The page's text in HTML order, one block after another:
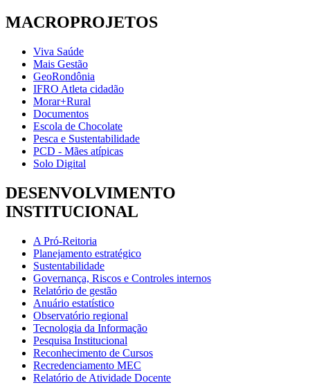
MACROPROJETOS
Viva Saúde
Mais Gestão
GeoRondônia
IFRO Atleta cidadão
Morar+Rural
Documentos
Escola de Chocolate
Pesca e Sustentabilidade
PCD - Mães atípicas
Solo Digital
DESENVOLVIMENTO
INSTITUCIONAL
A Pró-Reitoria
Planejamento estratégico
Sustentabilidade
Governança, Riscos e Controles internos
Relatório de gestão
Anuário estatístico
Observatório regional
Tecnologia da Informação
Pesquisa Institucional
Reconhecimento de Cursos
Recredenciamento MEC
Relatório de Atividade Docente